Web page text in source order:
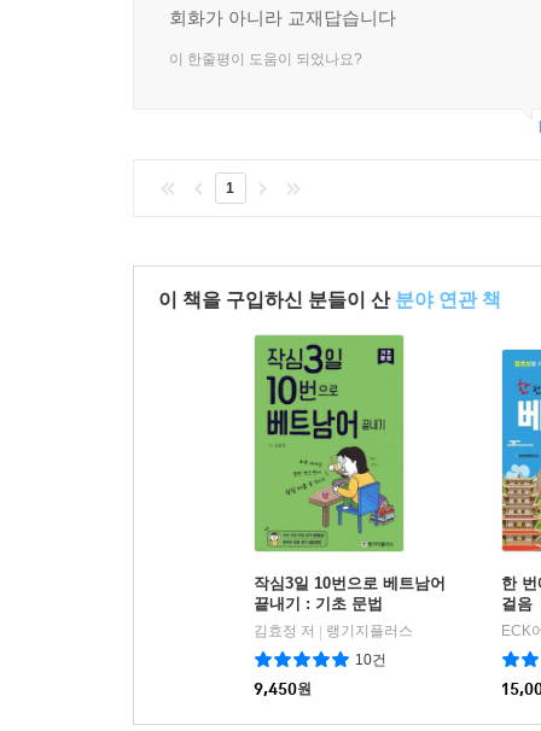
회화가 아니라 교재답습니다
이 한줄평이 도움이 되었나요?
1
이 책을 구입하신 분들이 산 분야 연관 책
작심3일 10번으로 베트남어
끝내기 : 기초 문법
김효정 저 | 랭기지플러스
10건
9,450원
한
걸음
ECK